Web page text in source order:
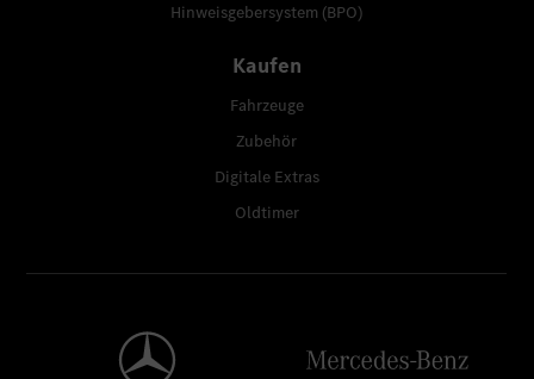
Hinweisgebersystem (BPO)
Kaufen
Fahrzeuge
Zubehör
Digitale Extras
Oldtimer